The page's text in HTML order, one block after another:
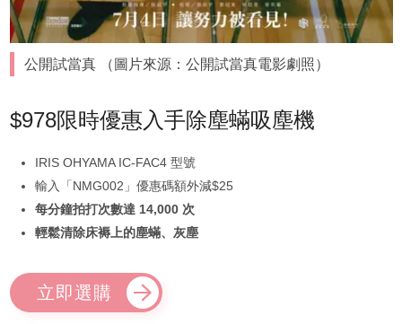
公開試當真 （圖片來源：公開試當真電影劇照）
$978限時優惠入手除塵蟎吸塵機
IRIS OHYAMA IC-FAC4 型號
輸入「NMG002」優惠碼額外減$25
每分鐘拍打次數達 14,000 次
輕鬆清除床褥上的塵蟎、灰塵
立即選購